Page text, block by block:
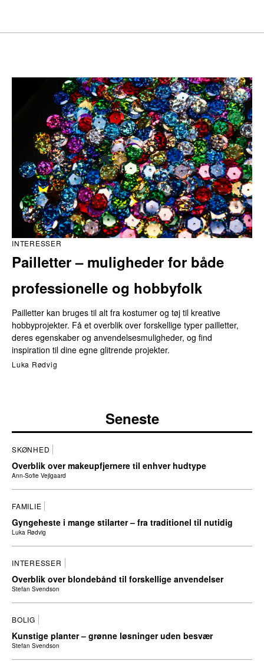
Pailletter – muligheder for både
professionelle og hobbyfolk
INTERESSER
Pailletter kan bruges til alt fra kostumer og tøj til kreative
hobbyprojekter. Få et overblik over forskellige typer pailletter,
deres egenskaber og anvendelsesmuligheder, og find
inspiration til dine egne glitrende projekter.
Luka Rødvig
Seneste
Overblik over makeupfjernere til enhver hudtype
SKØNHED
Ann-Sofie Vejlgaard
Gyngeheste i mange stilarter – fra traditionel til nutidig
FAMILIE
Luka Rødvig
Overblik over blondebånd til forskellige anvendelser
INTERESSER
Stefan Svendson
Kunstige planter – grønne løsninger uden besvær
BOLIG
Stefan Svendson